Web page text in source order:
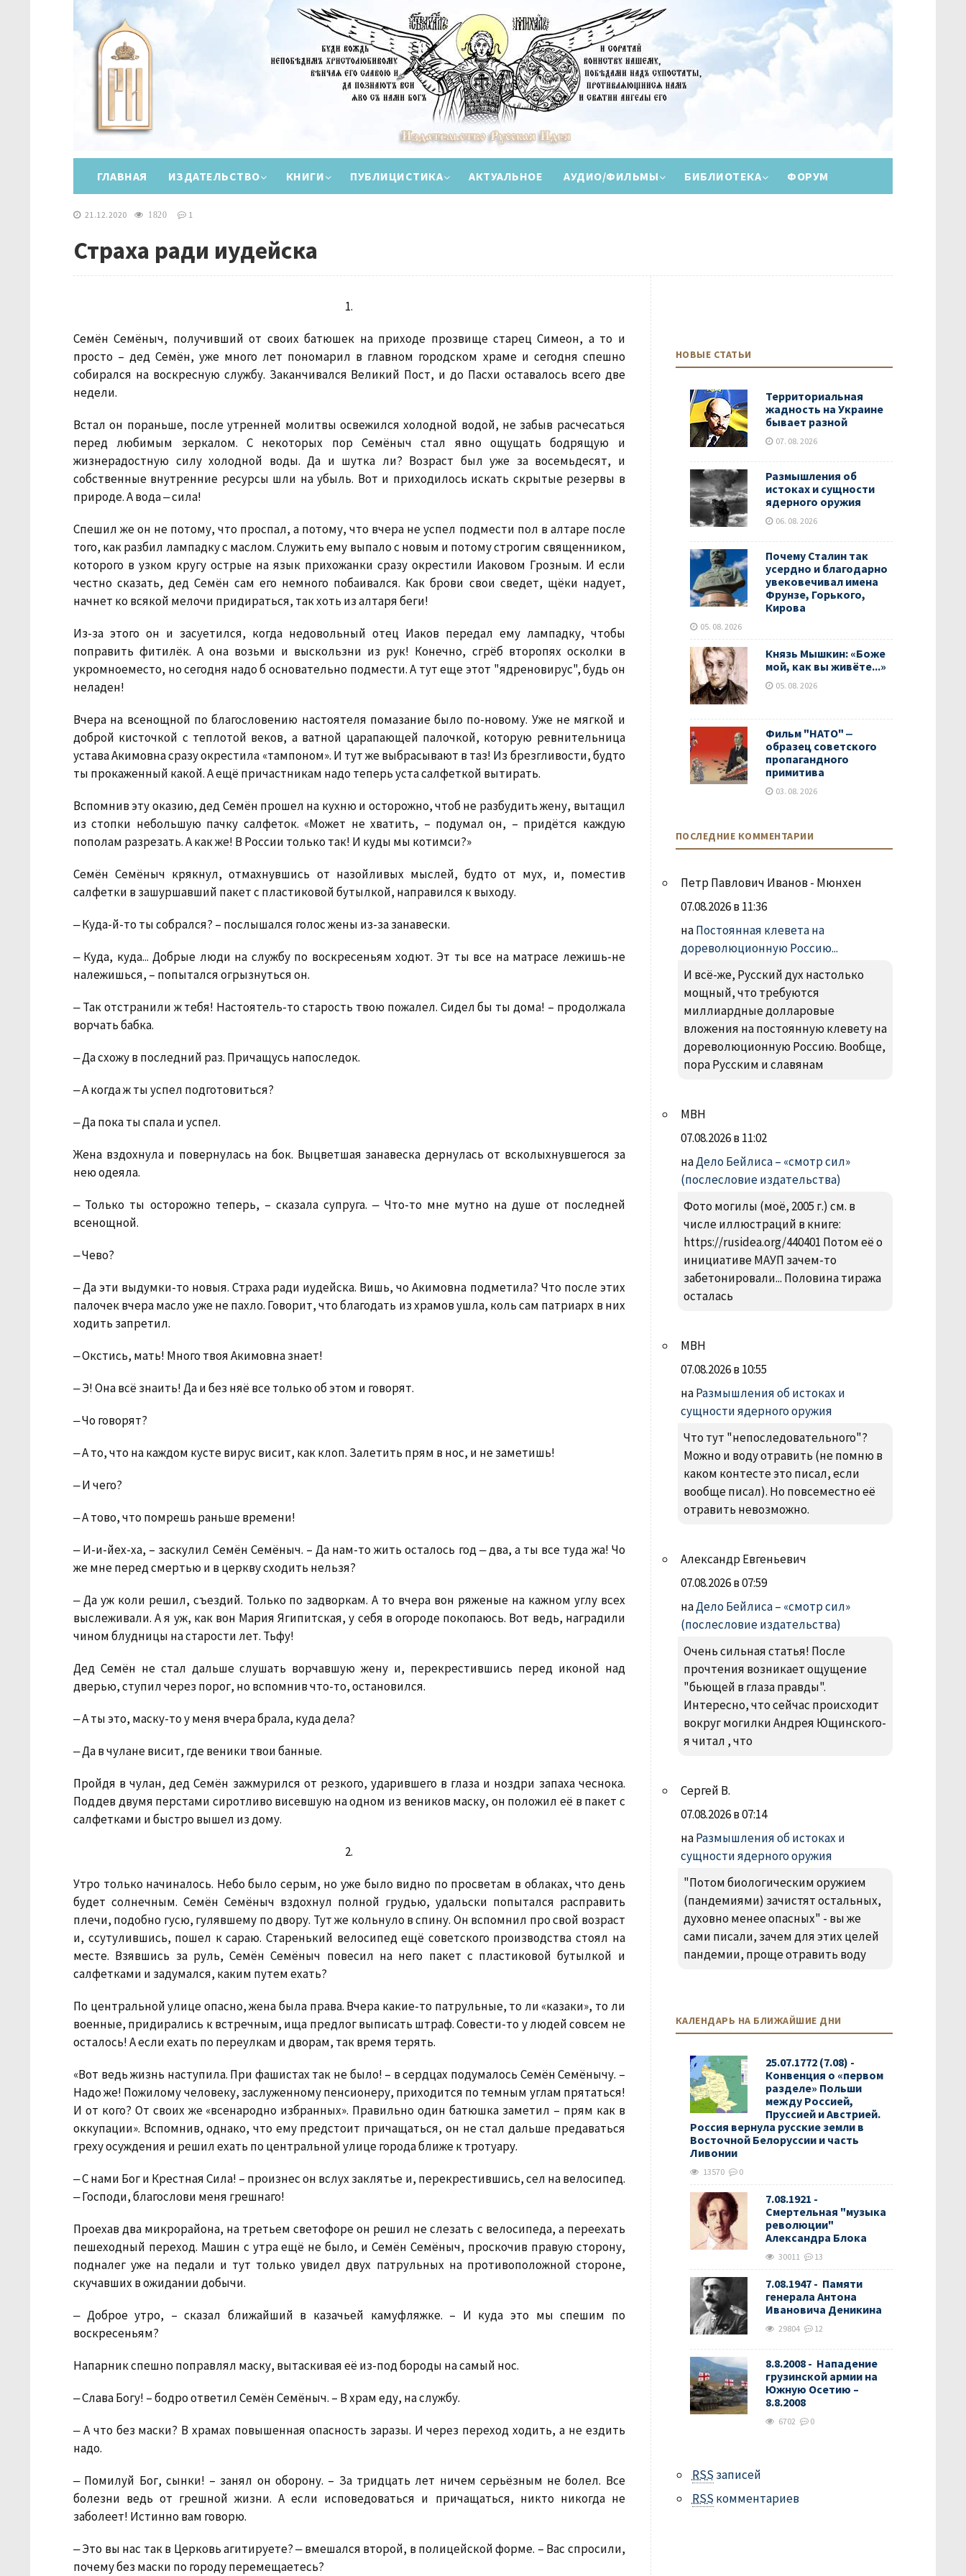
ГЛАВНАЯ ИЗДАТЕЛЬСТВО КНИГИ ПУБЛИЦИСТИКА АКТУАЛЬНОЕ АУДИО/ФИЛЬМЫ БИБЛИОТЕКА ФОРУМ
21.12.2020 1820 1
Страха ради иудейска
1.
Семён Семёныч, получивший от своих батюшек на приходе прозвище старец Симеон, а то и
просто – дед Семён, уже много лет пономарил в главном городском храме и сегодня спешно
собирался на воскресную службу. Заканчивался Великий Пост, и до Пасхи оставалось всего две
недели.
Встал он пораньше, после утренней молитвы освежился холодной водой, не забыв расчесаться
перед любимым зеркалом. С некоторых пор Семёныч cтал явно ощущать бодрящую и
жизнерадостную силу холодной воды. Да и шутка ли? Возраст был уже за восемьдесят, и
собственные внутренние ресурсы шли на убыль. Вот и приходилось искать скрытые резервы в
природе. А вода ‒ сила!
Спешил же он не потому, что проспал, а потому, что вчера не успел подмести пол в алтаре после
того, как разбил лампадку с маслом. Служить ему выпало с новым и потому строгим священником,
которого в узком кругу острые на язык прихожанки сразу окрестили Иаковом Грозным. И если
честно сказать, дед Семён сам его немного побаивался. Как брови свои сведет, щёки надует,
начнет ко всякой мелочи придираться, так хоть из алтаря беги!
Из-за этого он и засуетился, когда недовольный отец Иаков передал ему лампадку, чтобы
поправить фитилёк. А она возьми и выскользни из рук! Конечно, сгрёб второпях осколки в
укромноеместо, но сегодня надо б основательно подмести. А тут еще этот "ядреновирус", будь он
неладен!
Вчера на всенощной по благословению настоятеля помазание было по-новому. Уже не мягкой и
доброй кисточкой с теплотой веков, а ватной царапающей палочкой, которую ревнительница
устава Акимовна сразу окрестила «тампоном». И тут же выбрасывают в таз! Из брезгливости, будто
ты прокаженный какой. А ещё причастникам надо теперь уста салфеткой вытирать.
Вспомнив эту оказию, дед Семён прошел на кухню и осторожно, чтоб не разбудить жену, вытащил
из стопки небольшую пачку салфеток. «Может не хватить, – подумал он, – придётся каждую
пополам разрезать. А как же! В России только так! И куды мы котимси?»
Семён Семёныч крякнул, отмахнувшись от назойливых мыслей, будто от мух, и, поместив
салфетки в зашуршавший пакет с пластиковой бутылкой, направился к выходу.
‒ Куда-й-то ты собрался? – послышался голос жены из-за занавески.
‒ Куда, куда... Добрые люди на службу по воскресеньям ходют. Эт ты все на матрасе лежишь-не
належишься, – попытался огрызнуться он.
‒ Так отстранили ж тебя! Настоятель-то старость твою пожалел. Сидел бы ты дома! – продолжала
ворчать бабка.
‒ Да схожу в последний раз. Причащусь напоследок.
‒ А когда ж ты успел подготовиться?
‒ Да пока ты спала и успел.
Жена вздохнула и повернулась на бок. Выцветшая занавеска дернулась от всколыхнувшегося за
нею одеяла.
‒ Только ты осторожно теперь, – сказала супруга. ‒ Что-то мне мутно на душе от последней
всенощной.
‒ Чево?
‒ Да эти выдумки-то новыя. Страха ради иудейска. Вишь, чо Акимовна подметила? Что после этих
палочек вчера масло уже не пахло. Говорит, что благодать из храмов ушла, коль сам патриарх в них
ходить запретил.
‒ Окстись, мать! Много твоя Акимовна знает!
‒ Э! Она всё знаить! Да и без няё все только об этом и говорят.
‒ Чо говорят?
‒ А то, что на каждом кусте вирус висит, как клоп. Залетить прям в нос, и не заметишь!
‒ И чего?
‒ А тово, что помрешь раньше времени!
‒ И-и-йех-ха, – заскулил Семён Семёныч. – Да нам-то жить осталось год ‒ два, а ты все туда жа! Чо
же мне перед смертью и в церкву сходить нельзя?
‒ Да уж коли решил, съездий. Только по задворкам. А то вчера вон ряженые на кажном углу всех
выслеживали. А я уж, как вон Мария Ягипитская, у себя в огороде покопаюсь. Вот ведь, наградили
чином блудницы на старости лет. Тьфу!
Дед Семён не стал дальше слушать ворчавшую жену и, перекрестившись перед иконой над
дверью, ступил через порог, но вспомнив что-то, остановился.
‒ А ты это, маску-то у меня вчера брала, куда дела?
‒ Да в чулане висит, где веники твои банные.
Пройдя в чулан, дед Семён зажмурился от резкого, ударившего в глаза и ноздри запаха чеснока.
Поддев двумя перстами сиротливо висевшую на одном из веников маску, он положил её в пакет с
салфетками и быстро вышел из дому.
2.
Утро только начиналось. Небо было серым, но уже было видно по просветам в облаках, что день
будет солнечным. Семён Семёныч вздохнул полной грудью, удальски попытался расправить
плечи, подобно гусю, гулявшему по двору. Тут же кольнуло в спину. Он вспомнил про свой возраст
и, ссутулившись, пошел к сараю. Старенький велосипед ещё советского производства стоял на
месте. Взявшись за руль, Семён Семёныч повесил на него пакет с пластиковой бутылкой и
салфетками и задумался, каким путем ехать?
По центральной улице опасно, жена была права. Вчера какие-то патрульные, то ли «казаки», то ли
военные, придирались к встречным, ища предлог выписать штраф. Совести-то у людей совсем не
осталось! А если ехать по переулкам и дворам, так время терять.
«Вот ведь жизнь наступила. При фашистах так не было! – в сердцах подумалось Семён Семёнычу. –
Надо же! Пожилому человеку, заслуженному пенсионеру, приходится по темным углам прятаться!
И от кого? От своих же «всенародно избранных». Правильно один батюшка заметил – прям как в
оккупации». Вспомнив, однако, что ему предстоит причащаться, он не стал дальше предаваться
греху осуждения и решил ехать по центральной улице города ближе к тротуару.
‒ С нами Бог и Крестная Сила! – произнес он вслух заклятье и, перекрестившись, сел на велосипед.
‒ Господи, благослови меня грешнаго!
Проехав два микрорайона, на третьем светофоре он решил не слезать с велосипеда, а переехать
пешеходный переход. Машин с утра ещё не было, и Семён Семёныч, проскочив правую сторону,
подналег уже на педали и тут только увидел двух патрульных на противоположной стороне,
скучавших в ожидании добычи.
‒ Доброе утро, – сказал ближайший в казачьей камуфляжке. – И куда это мы спешим по
воскресеньям?
Напарник спешно поправлял маску, вытаскивая её из-под бороды на самый нос.
‒ Слава Богу! – бодро ответил Семён Семёныч. – В храм еду, на службу.
‒ А что без маски? В храмах повышенная опасность заразы. И через переход ходить, а не ездить
надо.
‒ Помилуй Бог, сынки! – занял он оборону. – За тридцать лет ничем серьёзным не болел. Все
болезни ведь от грешной жизни. А если исповедоваться и причащаться, никто никогда не
заболеет! Истинно вам говорю.
‒ Это вы нас так в Церковь агитируете? ‒ вмешался второй, в полицейской форме. – Вас спросили,
почему без маски по городу перемещаетесь?
НОВЫЕ СТАТЬИ
Территориальная
жадность на Украине
бывает разной
07. 08. 2026
Размышления об
истоках и сущности
ядерного оружия
06. 08. 2026
Почему Сталин так
усердно и благодарно
увековечивал имена
Фрунзе, Горького,
Кирова
05. 08. 2026
Князь Мышкин: «Боже
мой, как вы живёте...»
05. 08. 2026
Фильм "НАТО" ‒
образец советского
пропагандного
примитива
03. 08. 2026
ПОСЛЕДНИЕ КОММЕНТАРИИ
Петр Павлович Иванов - Мюнхен
07.08.2026 в 11:36
наПостоянная клевета на
дореволюционную Россию...
И всё-же, Русский дух настолько
мощный, что требуются
миллиардные долларовые
вложения на постоянную клевету на
дореволюционную Россию. Вообще,
пора Русским и славянам
МВН
07.08.2026 в 11:02
наДело Бейлиса – «смотр сил»
(послесловие издательства)
Фото могилы (моё, 2005 г.) см. в
числе иллюстраций в книге:
https://rusidea.org/440401 Потом её о
инициативе МАУП зачем-то
забетонировали... Половина тиража
осталась
МВН
07.08.2026 в 10:55
наРазмышления об истоках и
сущности ядерного оружия
Что тут "непоследовательного"?
Можно и воду отравить (не помню в
каком контесте это писал, если
вообще писал). Но повсеместно её
отравить невозможно.
Александр Евгеньевич
07.08.2026 в 07:59
наДело Бейлиса – «смотр сил»
(послесловие издательства)
Очень сильная статья! После
прочтения возникает ощущение
"бьющей в глаза правды".
Интересно, что сейчас происходит
вокруг могилки Андрея Ющинского-
я читал , что
Сергей В.
07.08.2026 в 07:14
наРазмышления об истоках и
сущности ядерного оружия
"Потом биологическим оружием
(пандемиями) зачистят остальных,
духовно менее опасных" - вы же
сами писали, зачем для этих целей
пандемии, проще отравить воду
КАЛЕНДАРЬ НА БЛИЖАЙШИЕ ДНИ
25.07.1772 (7.08) -
Конвенция о «первом
разделе» Польши
между Россией,
Пруссией и Австрией.
Россия вернула русские земли в
Восточной Белоруссии и часть
Ливонии
13570 0
7.08.1921 -
Смертельная "музыка
революции"
Александра Блока
30011 13
7.08.1947 - Памяти
генерала Антона
Ивановича Деникина
29804 12
8.8.2008 - Нападение
грузинской армии на
Южную Осетию –
8.8.2008
6702 0
RSS записей
RSS комментариев